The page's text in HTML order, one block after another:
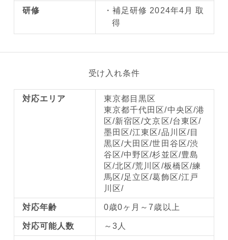
研修
補足研修 2024年4月 取
得
受け入れ条件
対応エリア
東京都目黒区
東京都千代田区/中央区/港
区/新宿区/文京区/台東区/
墨田区/江東区/品川区/目
黒区/大田区/世田谷区/渋
谷区/中野区/杉並区/豊島
区/北区/荒川区/板橋区/練
馬区/足立区/葛飾区/江戸
川区/
対応年齢 0歳0ヶ月～7歳以上
対応可能人数 ～3人